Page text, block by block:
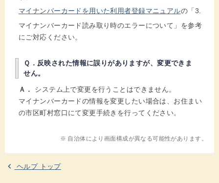
マイナンバーカードを用いた利用者登録マニュアルの「3.
マイナンバーカード読み取り時のエラーについて」を参考
にご対応ください。
Ｑ．反映された情報に誤りがありますが、変更できま
せん。
Ａ．
システム上で変更を行うことはできません。
マイナンバーカードの情報を変更したい場合は、お住まい
の市区町村窓口にて変更手続きを行ってください。
※ 自治体により画面構成が異なる可能性があります。
ヘルプ トップ